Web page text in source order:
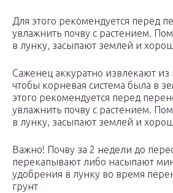
Для этого рекомендуется перед
увлажнить почву с растением.
в лунку, засыпают землей и
Саженец аккуратно извлекают из
чтобы корневая система была в
этого рекомендуется перед
увлажнить почву с растением.
в лунку, засыпают землей и
Важно! Почву за 2 недели до
перекапывают либо насыпают
удобрения в лунку во время
грунт